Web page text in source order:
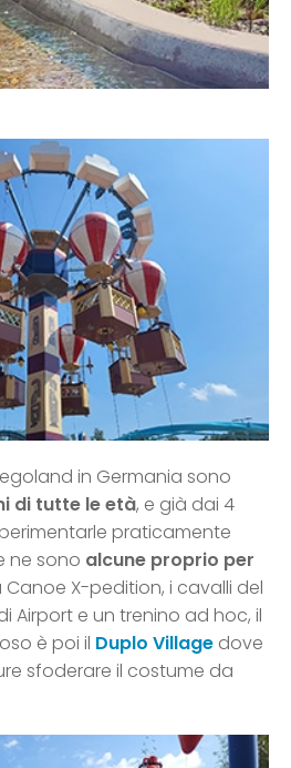
in Germania sono
di tutte le età, e già dai 4
praticamente
ne sono alcune proprio per
Canoe X-pedition, i cavalli del
Airport e un trenino ad hoc, il
è poi il Duplo Village dove
sfoderare il costume da